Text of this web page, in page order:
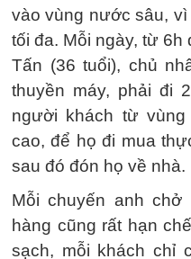
vào vùng nước sâu,
tối đa. Mỗi ngày, từ 6h
Tấn (36 tuổi), chủ
thuyền máy, phải đi
người khách từ
cao, để họ đi mua
sau đó đón họ về nhà.
Mỗi chuyến anh
hàng cũng rất hạn
sạch, mỗi khách chỉ